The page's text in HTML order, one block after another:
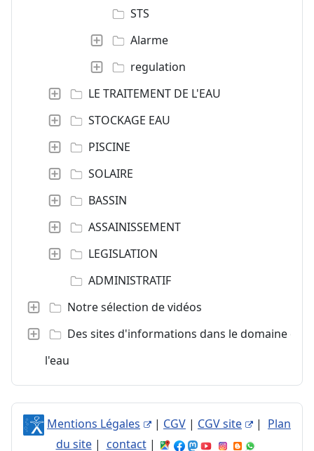
STS
Alarme
regulation
LE TRAITEMENT DE L'EAU
STOCKAGE EAU
PISCINE
SOLAIRE
BASSIN
ASSAINISSEMENT
LEGISLATION
ADMINISTRATIF
Notre sélection de vidéos
Des sites d'informations dans le domaine de
l'eau
Mentions Légales | CGV | CGV site | Plan
du site| contact|